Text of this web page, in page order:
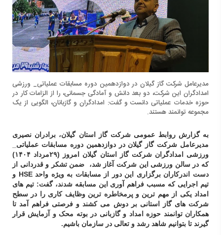
مدیرعامل شرکت گاز گیلان در دوازدهمین دوره مسابقات عملیاتی_ ورزشی
امدادگران این شرکت، دو بعد دانش و آمادگی جسمانی، را از الزامات کار در
حوزه خدمات عملیاتی دانست و گفت: امدادگران و گازبانان، الگویی از یک
مجموعه توانمند هستند.
به گزارش روابط عمومی شرکت گاز استان گیلان، برادران نصیری
مدیرعامل شرکت گاز گیلان در دوازدهمین دوره مسابقات عملیاتی_
ورزشی امدادگران شرکت گاز استان گیلان امروز (۲۹مرداد ۱۴۰۴)
که در سالن ورزشی این شرکت آغاز شد، ضمن تشکر و قدردانی از
دست اندرکاران برگزاری این دور از مسابقات به ویژه واحدHSE و
تیم اجرایی که مسبب فراهم آوری این مسابقه شدند، گفت: تیم های
امداد یکی از مهم ترین و پرمخاطره ترین وظایف کاری را در سطح
شرکت های گاز استانی بر دوش می کشند و فرصتی فراهم آمد تا
همکاران توانمند حوزه امداد و گازبانی در بوته محک و آزمایش قرار
گیرند تا بتوانیم شاهد رشد و تعالی در سازمان باشیم.